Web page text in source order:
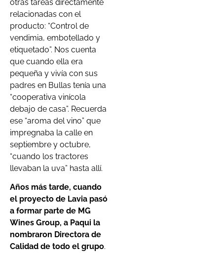
otras tareas directamente
relacionadas con el
producto: “Control de
vendimia, embotellado y
etiquetado”. Nos cuenta
que cuando ella era
pequeña y vivía con sus
padres en Bullas tenía una
“cooperativa vinícola
debajo de casa”. Recuerda
ese “aroma del vino” que
impregnaba la calle en
septiembre y octubre,
“cuando los tractores
llevaban la uva” hasta allí.
Años más tarde, cuando
el proyecto de Lavia pasó
a formar parte de MG
Wines Group, a Paqui la
nombraron Directora de
Calidad de todo el grupo.